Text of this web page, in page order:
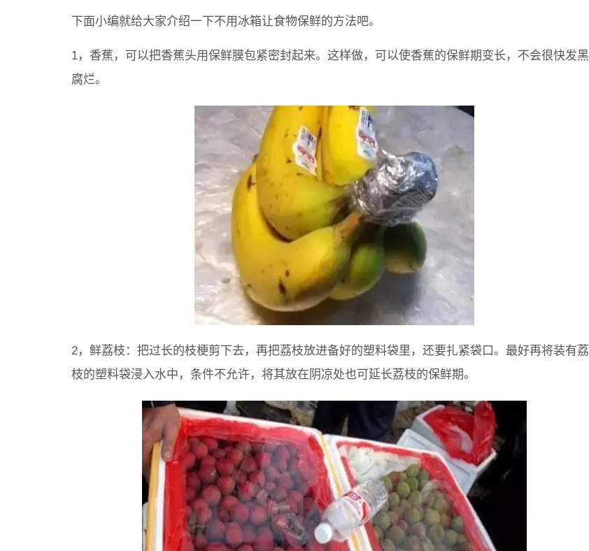
下面小编就给大家介绍一下不用冰箱让食物保鲜的方法吧。
1，香蕉，可以把香蕉头用保鲜膜包紧密封起来。这样做，可以使香蕉的保鲜期变长，不会很快发黑
腐烂。
2，鲜荔枝：把过长的枝梗剪下去，再把荔枝放进备好的塑料袋里，还要扎紧袋口。最好再将装有荔
枝的塑料袋浸入水中，条件不允许，将其放在阴凉处也可延长荔枝的保鲜期。